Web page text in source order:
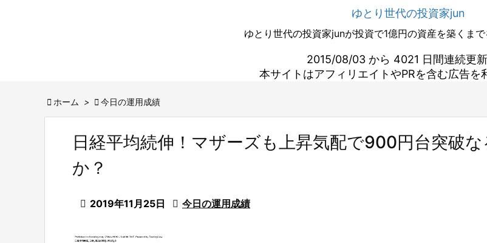
ゆとり世代の投資家jun
ゆとり世代の投資家junが投資で1億円の資産を築くまで
2015/08/03 から 4021 日間連続更新
本サイトはアフィリエイトやPRを含む広告を
 ホーム >  今日の運用成績
日経平均続伸！マザーズも上昇気配で900円台突破な
か？
 2019年11月25日  今日の運用成績